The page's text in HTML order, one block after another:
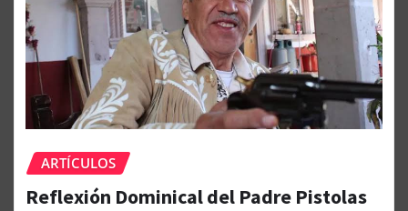
ARTÍCULOS
Reflexión Dominical del Padre Pistolas